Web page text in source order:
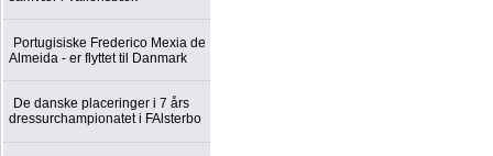
Portugisiske Frederico Mexia de
Almeida - er flyttet til Danmark
De danske placeringer i 7 års
dressurchampionatet i FAlsterbo